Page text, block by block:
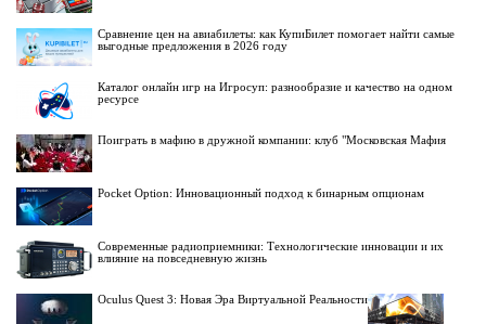
Сравнение цен на авиабилеты: как КупиБилет помогает найти самые
выгодные предложения в 2026 году
Каталог онлайн игр на Игросуп: разнообразие и качество на одном
ресурсе
Поиграть в мафию в дружной компании: клуб "Московская Мафия
Pocket Option: Инновационный подход к бинарным опционам
Современные радиоприемники: Технологические инновации и их
влияние на повседневную жизнь
Oculus Quest 3: Новая Эра Виртуальной Реальности